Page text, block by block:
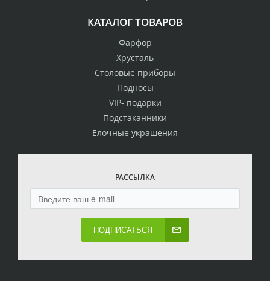
КАТАЛОГ ТОВАРОВ
Фарфор
Хрусталь
Столовые приборы
Подносы
VIP- подарки
Подстаканники
Елочные украшения
РАССЫЛКА
ПОДПИСАТЬСЯ